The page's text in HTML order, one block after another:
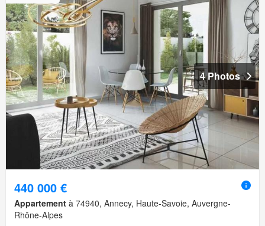
4 Photos
440 000 €
Appartement à 74940, Annecy, Haute-Savoie, Auvergne-
Rhône-Alpes